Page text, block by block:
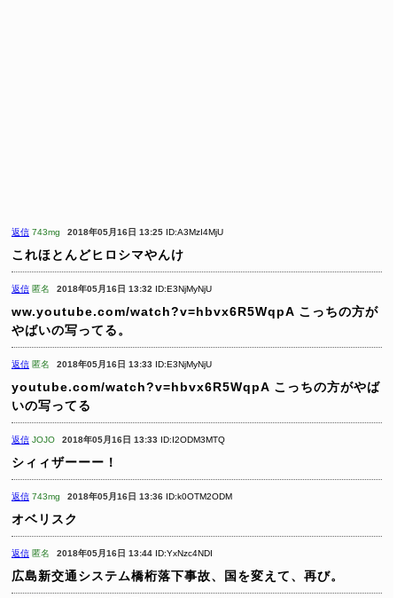
返信 743mg 2018年05月16日 13:25 ID:A3MzI4MjU
これほとんどヒロシマやんけ
返信 匿名 2018年05月16日 13:32 ID:E3NjMyNjU
ww.youtube.com/watch?v=hbvx6R5WqpA こっちの方が
やばいの写ってる。
返信 匿名 2018年05月16日 13:33 ID:E3NjMyNjU
youtube.com/watch?v=hbvx6R5WqpA こっちの方がやば
いの写ってる
返信 JOJO 2018年05月16日 13:33 ID:I2ODM3MTQ
シィィザーーー！
返信 743mg 2018年05月16日 13:36 ID:k0OTM2ODM
オベリスク
返信 匿名 2018年05月16日 13:44 ID:YxNzc4NDI
広島新交通システム橋桁落下事故、国を変えて、再び。